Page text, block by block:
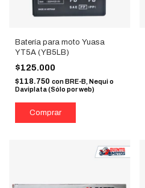
Batería para moto Yuasa
YT5A (YB5LB)
$125.000
$118.750 conBRE-B, Nequi o
Daviplata (Sólo por web)